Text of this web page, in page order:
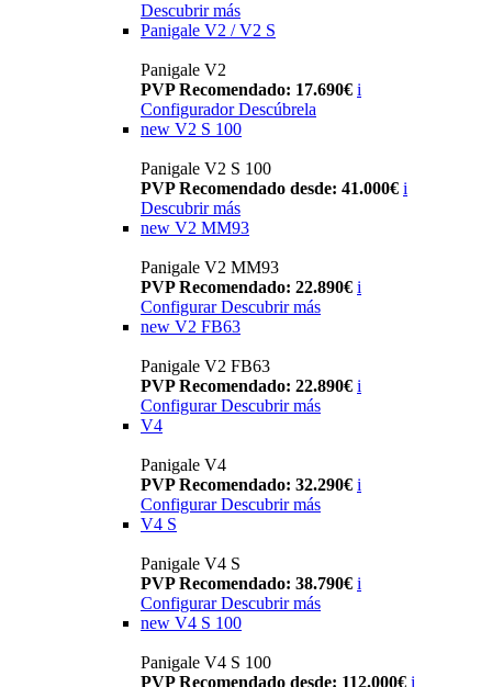
Descubrir más
Panigale V2 / V2 S
Panigale V2
PVP Recomendado: 17.690€ i
Configurador Descúbrela
new V2 S 100
Panigale V2 S 100
PVP Recomendado desde: 41.000€ i
Descubrir más
new V2 MM93
Panigale V2 MM93
PVP Recomendado: 22.890€ i
Configurar Descubrir más
new V2 FB63
Panigale V2 FB63
PVP Recomendado: 22.890€ i
Configurar Descubrir más
V4
Panigale V4
PVP Recomendado: 32.290€ i
Configurar Descubrir más
V4 S
Panigale V4 S
PVP Recomendado: 38.790€ i
Configurar Descubrir más
new V4 S 100
Panigale V4 S 100
PVP Recomendado desde: 112.000€ i